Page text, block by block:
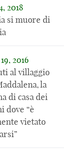
2018
si muore di
2016
al villaggio
la
di casa dei
dove “è
vietato